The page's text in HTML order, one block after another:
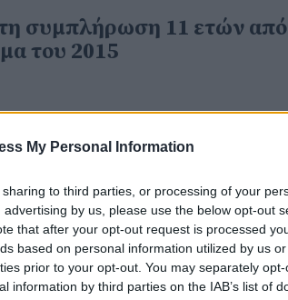
My Personal Information
to third parties, or processing of your
by us, please use the below opt-out
that after your opt-out request is processed
based on personal information utilized by us
prior to your opt-out. You may separately
information by third parties on the IAB’s list of
συμπλήρωση 11 ετών από
του 2015
απαντά στην
Τα πρακτικά της
του 2015 δεν
ηχητικό